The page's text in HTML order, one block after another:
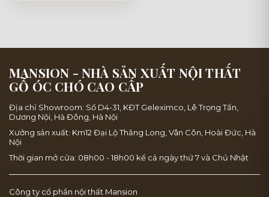
MANSION - NHÀ SẢN XUẤT NỘI THẤT
GỖ ÓC CHÓ CAO CẤP
Địa chỉ Showroom: Số D4-31, KĐT Geleximco, Lê Trọng Tấn,
Dương Nội, Hà Đông, Hà Nội
Xưởng sản xuất: Km12 Đại Lộ Thăng Long, Vân Côn, Hoài Đức, Hà
Nội
Thời gian mở cửa: 08h00 - 18h00 kể cả ngày thứ 7 và Chủ Nhật
Công ty cổ phần nội thất Mansion